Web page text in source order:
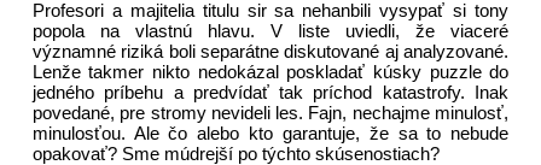
Profesori a majitelia titulu sir sa nehanbili vysypať si tony
popola na vlastnú hlavu. V liste uviedli, že viaceré
významné riziká boli separátne diskutované aj analyzované.
Lenže takmer nikto nedokázal poskladať kúsky puzzle do
jedného príbehu a predvídať tak príchod katastrofy. Inak
povedané, pre stromy nevideli les. Fajn, nechajme minulosť,
minulosťou. Ale čo alebo kto garantuje, že sa to nebude
opakovať? Sme múdrejší po týchto skúsenostiach?